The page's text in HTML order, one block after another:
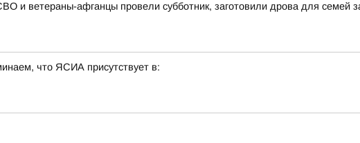
и ветераны-афганцы провели субботник, заготовили дрова для семей
что ЯСИА присутствует в: